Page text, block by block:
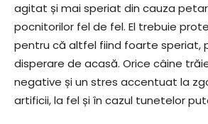
agitat și mai speriat din cauza
pocnitorilor fel de fel. El trebuie
pentru că altfel fiind foarte speriat,
disperare de acasă. Orice câine
negative și un stres accentuat la
artificii, la fel și în cazul tunetelor